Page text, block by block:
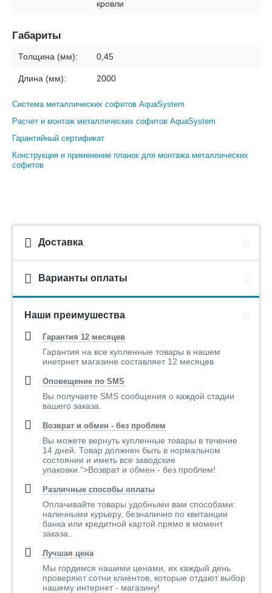
кровли
Габариты
Толщина (мм): 0,45
Длина (мм): 2000
Система металлических софитов AquaSystem
Расчет и монтаж металлических софитов AquaSystem
Гарантийный сертификат
Конструкция и применение планок для монтажа металлических
софитов
Доставка
Варианты оплаты
Наши преимушества
Гарантия 12 месяцев
Гарантия на все купленные товары в нашем
инетрнет магазине составляет 12 месяцев
Оповещение по SMS
Вы получаете SMS сообщения о каждой стадии
вашего заказа.
Возврат и обмен - без проблем
Вы можете вернуть купленные товары в течение
14 дней. Товар должнен быть в нормальном
состоянии и иметь все заводские
упаковки.">Возврат и обмен - без проблем!
Различные способы оплаты
Оплачивайте товары удобными вам способами:
наличными курьеру, безналично по квитанции
банка или кредитной картой прямо в момент
заказа..
Лучшая цена
Мы гордимся нашими ценами, их каждый день
проверяют сотни клиентов, которые отдают выбор
нашему интернет - магазину!